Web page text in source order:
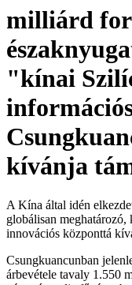
milliárd
"kínai
kívánja
A Kína által idén
globálisan
innovációs központtá
Csungkuancunban
árbevétele tavaly 1.550